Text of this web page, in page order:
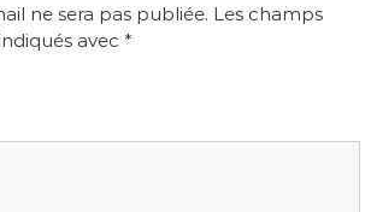
ne sera pas publiée. Les champs
avec *